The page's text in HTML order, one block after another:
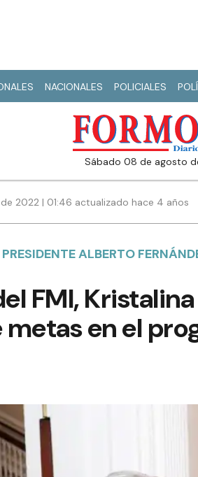
NACIONALES POLICIALES
sábado 08 de agosto
2022 | 01:46 actualizado hace 4 años
ALBERTO
FMI,
en el